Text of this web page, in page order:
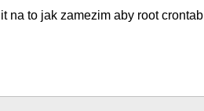
na to jak zamezim aby root crontab